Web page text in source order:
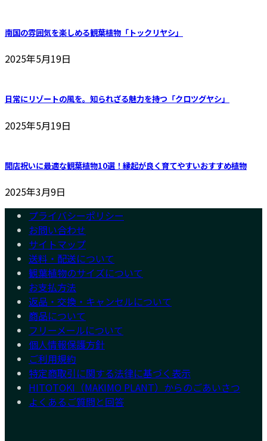
南国の雰囲気を楽しめる観葉植物「トックリヤシ」
2025年5月19日
日常にリゾートの風を。知られざる魅力を持つ「クロツグヤシ」
2025年5月19日
開店祝いに最適な観葉植物10選！縁起が良く育てやすいおすすめ植物
2025年3月9日
プライバシーポリシー
お問い合わせ
サイトマップ
送料・配送について
観葉植物のサイズについて
お支払方法
返品・交換・キャンセルについて
商品について
フリーメールについて
個人情報保護方針
ご利用規約
特定商取引に関する法律に基づく表示
HITOTOKI（MAKIMO PLANT）からのごあいさつ
よくあるご質問と回答